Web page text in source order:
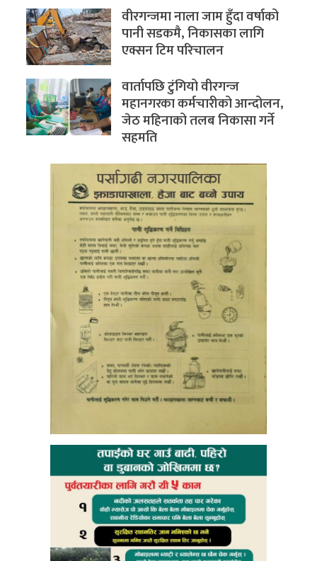
वीरगन्जमा नाला जाम हुँदा वर्षाको
पानी सडकमै, निकासका लागि
एक्सन टिम परिचालन
वार्तापछि टुंगियो वीरगन्ज
महानगरका कर्मचारीको आन्दोलन,
जेठ महिनाको तलब निकासा गर्ने
सहमति